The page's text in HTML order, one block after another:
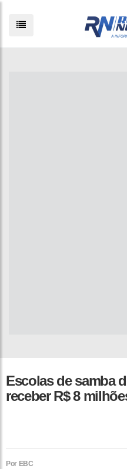
Escolas de samba
receber R$ 8
Por EBC